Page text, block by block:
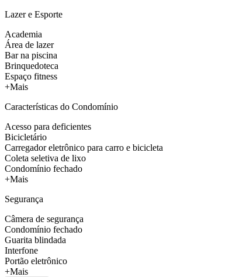
Lazer e Esporte
Academia
Área de lazer
Bar na piscina
Brinquedoteca
Espaço fitness
+Mais
Características do Condomínio
Acesso para deficientes
Bicicletário
Carregador eletrônico para carro e bicicleta
Coleta seletiva de lixo
Condomínio fechado
+Mais
Segurança
Câmera de segurança
Condomínio fechado
Guarita blindada
Interfone
Portão eletrônico
+Mais